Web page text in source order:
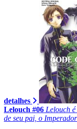
detalhes
Lelouch #06 Lelouch
de seu pai, o